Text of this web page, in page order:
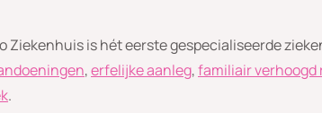
Ziekenhuis is hét eerste gespecialiseerde
,erfelijke aanleg,familiair verhoogd
.